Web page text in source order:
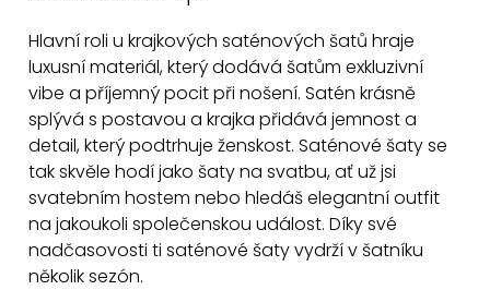
á
d
a
c
í
p
r
v
k
Hlavní roli u krajkových saténových šatů hraje
luxusní materiál, který dodává šatům exkluzivní
vibe a příjemný pocit při nošení. Satén krásně
splývá s postavou a krajka přidává jemnost a
detail, který podtrhuje ženskost. Saténové šaty se
tak skvěle hodí jako šaty na svatbu, ať už jsi
svatebním hostem nebo hledáš elegantní outfit
na jakoukoli společenskou událost. Díky své
nadčasovosti ti saténové šaty vydrží v šatníku
několik sezón.